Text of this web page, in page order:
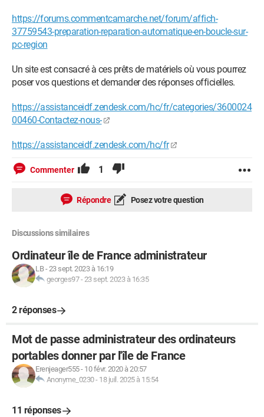
https://forums.commentcamarche.net/forum/affich-
37759543-preparation-reparation-automatique-en-boucle-sur-
pc-region
Un site est consacré à ces prêts de matériels où vous pourrez
poser vos questions et demander des réponses officielles.
https://assistanceidf.zendesk.com/hc/fr/categories/3600024
00460-Contactez-nous-
https://assistanceidf.zendesk.com/hc/fr
Commenter 1
Répondre Posez votre question
Discussions similaires
Ordinateur île de France administrateur
LB-23 sept. 2023 à 16:19
georges97-23 sept. 2023 à 16:35
2 réponses
Mot de passe administrateur des ordinateurs
portables donner par l'île de France
Erenjeager555- 10 févr. 2020 à 20:57
Anonyme_0230- 18 juil. 2025 à 15:54
11 réponses